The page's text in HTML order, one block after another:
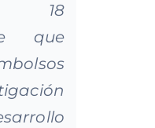
18
que